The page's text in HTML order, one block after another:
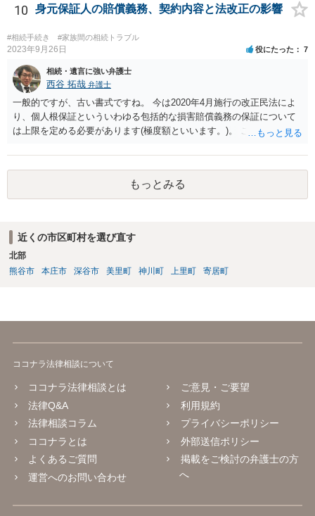
益がないと考えている可能性もあると思いますので、そのあたりも含
めて、弁護士見解を確認等するためによく打ち合わせた方がよいと思
います。単に面倒臭いということで書面提出をしないということであ
れば、当該弁護士との委任関係を修了した上で、貴方のほうで書面提
出することを検討なさった方がよいでしょう。
10 身元保証人の賠償義務、契約内容と法改正の影響
#相続手続き #家族間の相続トラブル
2023年9月26日 役にたった 7
相続・遺言に強い弁護士
西谷 拓哉 弁護士
一般的ですが、古い書式ですね。 今は2020年4月施行の改正民法によ
り、個人根保証といういわゆる包括的な損害賠償義務の保証について
は上限を定める必要があります(極度額といいます。)。 この書式にサ
り、会社側は請求できない可能性が高そうです。
もっとみる
近くの市区町村を選び直す
北部
熊谷市
本庄市 深谷市 美里町 神川町 上里町 寄居町
ココナラ法律相談について
ココナラ法律相談とは
法律Q&A
法律相談コラム
ココナラとは
よくあるご質問
運営へのお問い合わせ
ご意見・ご要望
利用規約
プライバシーポリシー
外部送信ポリシー
掲載をご検討の弁護士の方
へ